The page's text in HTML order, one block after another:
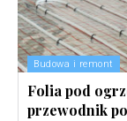
Budowa i remont
Folia pod
przewodnik